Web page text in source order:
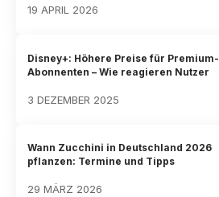
19 APRIL 2026
Disney+: Höhere Preise für Premium-
Abonnenten – Wie reagieren Nutzer
3 DEZEMBER 2025
Wann Zucchini in Deutschland 2026
pflanzen: Termine und Tipps
29 MÄRZ 2026